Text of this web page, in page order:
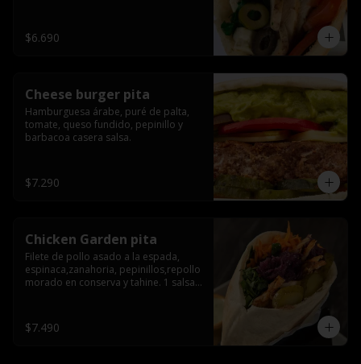
$6.690
Cheese burger pita
Hamburguesa árabe, puré de palta,
tomate, queso fundido, pepinillo y
barbacoa casera salsa.
$7.290
Chicken Garden pita
Filete de pollo asado a la espada,
espinaca,zanahoria, pepinillos,repollo
morado en conserva y tahine. 1 salsa
$7.490